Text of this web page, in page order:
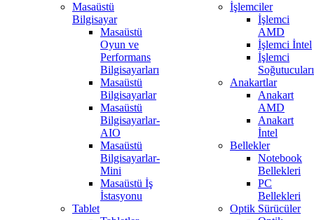
Masaüstü
Bilgisayar
Masaüstü
Oyun ve
Performans
Bilgisayarları
Masaüstü
Bilgisayarlar
Masaüstü
Bilgisayarlar-
AIO
Masaüstü
Bilgisayarlar-
Mini
Masaüstü İş
İstasyonu
Tablet
İşlemciler
İşlemci
AMD
İşlemci İntel
İşlemci
Soğutucuları
Anakartlar
Anakart
AMD
Anakart
İntel
Bellekler
Notebook
Bellekleri
PC
Bellekleri
Optik Sürücüler